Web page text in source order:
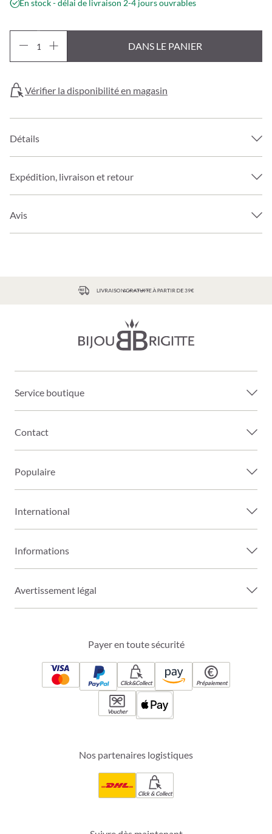
En stock - délai de livraison 2-4 jours ouvrables
DANS LE PANIER
Vérifier la disponibilité en magasin
Détails
Expédition, livraison et retour
Avis
LIVRAISON GRATUITE À PARTIR DE 39€
Service boutique
Contact
Populaire
International
Informations
Avertissement légal
Payer en toute sécurité
Click&Collect Prépaiement
Voucher
Nos partenaires logistiques
Click & Collect